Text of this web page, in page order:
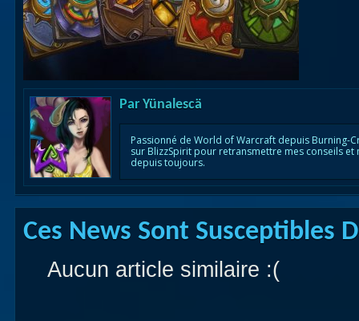
Uldum
Par Yünalescä
Passionné de World of Warcraft depuis Burning-
sur BlizzSpirit pour retransmettre mes conseils
depuis toujours.
Ces News Sont Susceptibles
Aucun article similaire :(